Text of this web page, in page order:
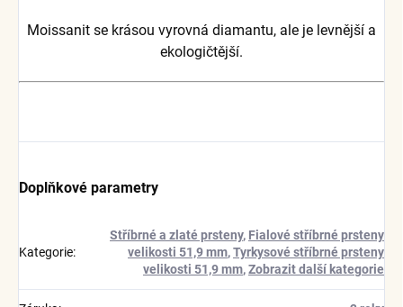
Moissanit se krásou vyrovná diamantu, ale je levnější a
ekologičtější.
Doplňkové parametry
Kategorie:
Stříbrné a zlaté prsteny, Fialové stříbrné prsteny
velikosti 51,9 mm,Tyrkysové stříbrné prsteny
velikosti 51,9 mm,Zobrazit další kategorie